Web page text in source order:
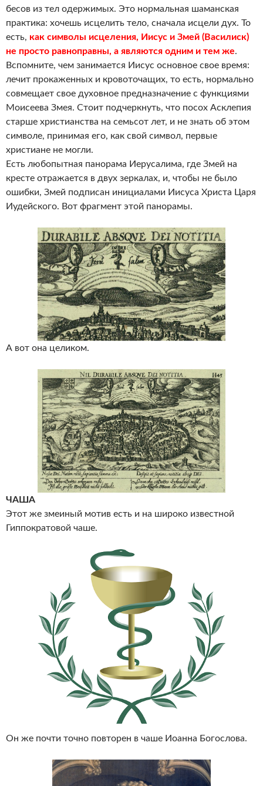
бесов из тел одержимых. Это нормальная шаманская
практика: хочешь исцелить тело, сначала исцели дух. То
есть, как символы исцеления, Иисус и Змей (Василиск)
не просто равноправны, а являются одним и тем же.
Вспомните, чем занимается Иисус основное свое время:
лечит прокаженных и кровоточащих, то есть, нормально
совмещает свое духовное предназначение с функциями
Моисеева Змея. Стоит подчеркнуть, что посох Асклепия
старше христианства на семьсот лет, и не знать об этом
символе, принимая его, как свой символ, первые
христиане не могли.
Есть любопытная панорама Иерусалима, где Змей на
кресте отражается в двух зеркалах, и, чтобы не было
ошибки, Змей подписан инициалами Иисуса Христа Царя
Иудейского. Вот фрагмент этой панорамы.
А вот она целиком.
ЧАША
Этот же змеиный мотив есть и на широко известной
Гиппократовой чаше.
Он же почти точно повторен в чаше Иоанна Богослова.